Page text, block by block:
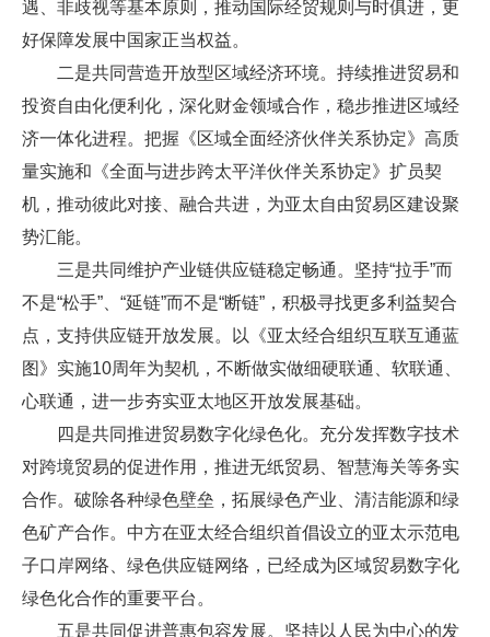
遇、非歧视等基本原则，推动国际经贸规则与时俱进，更
好保障发展中国家正当权益。
二是共同营造开放型区域经济环境。持续推进贸易和
投资自由化便利化，深化财金领域合作，稳步推进区域经
济一体化进程。把握《区域全面经济伙伴关系协定》高质
量实施和《全面与进步跨太平洋伙伴关系协定》扩员契
机，推动彼此对接、融合共进，为亚太自由贸易区建设聚
势汇能。
三是共同维护产业链供应链稳定畅通。坚持“拉手”而
不是“松手”、“延链”而不是“断链”，积极寻找更多利益契合
点，支持供应链开放发展。以《亚太经合组织互联互通蓝
图》实施10周年为契机，不断做实做细硬联通、软联通、
心联通，进一步夯实亚太地区开放发展基础。
四是共同推进贸易数字化绿色化。充分发挥数字技术
对跨境贸易的促进作用，推进无纸贸易、智慧海关等务实
合作。破除各种绿色壁垒，拓展绿色产业、清洁能源和绿
色矿产合作。中方在亚太经合组织首倡设立的亚太示范电
子口岸网络、绿色供应链网络，已经成为区域贸易数字化
绿色化合作的重要平台。
五是共同促进普惠包容发展。坚持以人民为中心的发